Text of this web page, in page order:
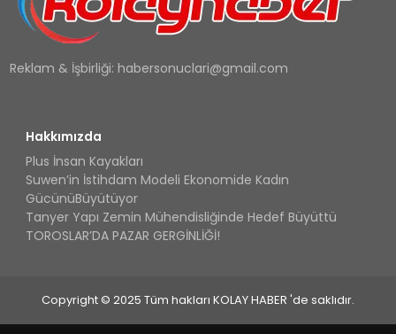
Reklam & İşbirliği: habersonuclari@gmail.com
Hakkımızda
Plus İnsan Kayakları
Suwen’in İstihdam Modeli Ekonomide Kadın
GücünüBüyütüyor
Tanyer Yapı Zemin Mühendisliğinde Hedef Büyüttü
TOROSLAR’DA PAZAR GERGİNLİĞİ!
Copyright © 2025 Tüm hakları KOLAY HABER 'de saklıdır.